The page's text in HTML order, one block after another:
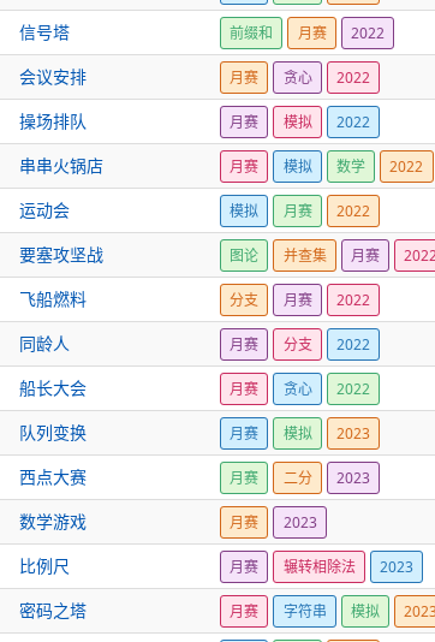
信号塔 前缀和 月赛 2022
会议安排 月赛 贪心 2022
操场排队 月赛 模拟 2022
串串火锅店 月赛 模拟 数学 2022
运动会 模拟 月赛 2022
要塞攻坚战 图论 并查集 月赛
飞船燃料 分支 月赛 2022
同龄人 月赛 分支 2022
船长大会 月赛 贪心 2022
队列变换 月赛 模拟 2023
西点大赛 月赛 二分 2023
数学游戏 月赛 2023
比例尺 月赛 辗转相除法 2023
密码之塔 月赛 字符串 模拟